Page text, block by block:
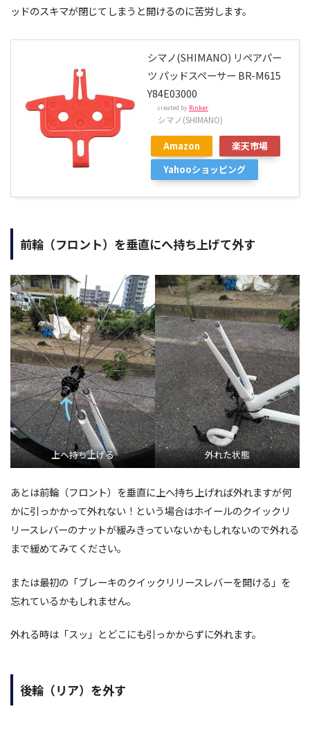
ッドのスキマが閉じてしまうと開けるのに苦労します。
シマノ(SHIMANO) リペアパー
ツ パッドスペーサー BR-M615
Y84E03000
created by Rinker
シマノ(SHIMANO)
Amazon
楽天市場
Yahooショッピング
前輪（フロント）を垂直にへ持ち上げて外す
上へ持ち上げる 外れた状態
あとは前輪（フロント）を垂直に上へ持ち上げれば外れますが何
かに引っかかって外れない！という場合はホイールのクイックリ
リースレバーのナットが緩みきっていないかもしれないので外れる
まで緩めてみてください。
または最初の「ブレーキのクイックリリースレバーを開ける」を
忘れているかもしれません。
外れる時は「スッ」とどこにも引っかからずに外れます。
後輪（リア）を外す